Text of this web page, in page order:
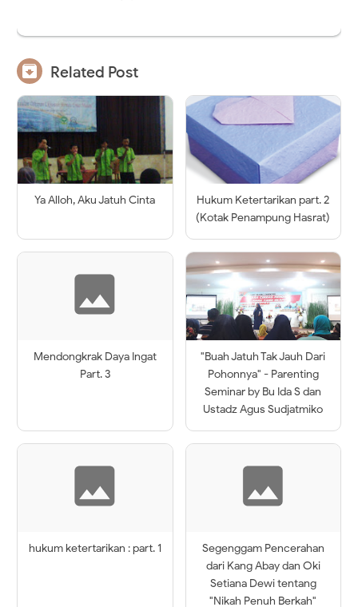
 Related Post
Ya Alloh, Aku Jatuh Cinta
Hukum Ketertarikan part. 2
(Kotak Penampung Hasrat)
Mendongkrak Daya Ingat
Part. 3
"Buah Jatuh Tak Jauh Dari
Pohonnya" - Parenting
Seminar by Bu Ida S dan
Ustadz Agus Sudjatmiko
hukum ketertarikan : part. 1
Segenggam Pencerahan
dari Kang Abay dan Oki
Setiana Dewi tentang
"Nikah Penuh Berkah"